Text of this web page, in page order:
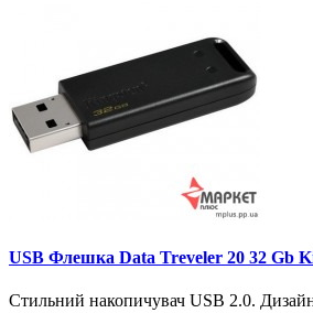
USB Флешка Data Treveler 20 32 Gb
Стильний накопичувач USB 2.0.